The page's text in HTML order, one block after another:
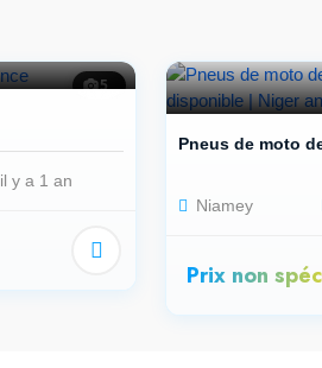
5
il y a 1 an
Pneus de moto
Niamey
Prix non